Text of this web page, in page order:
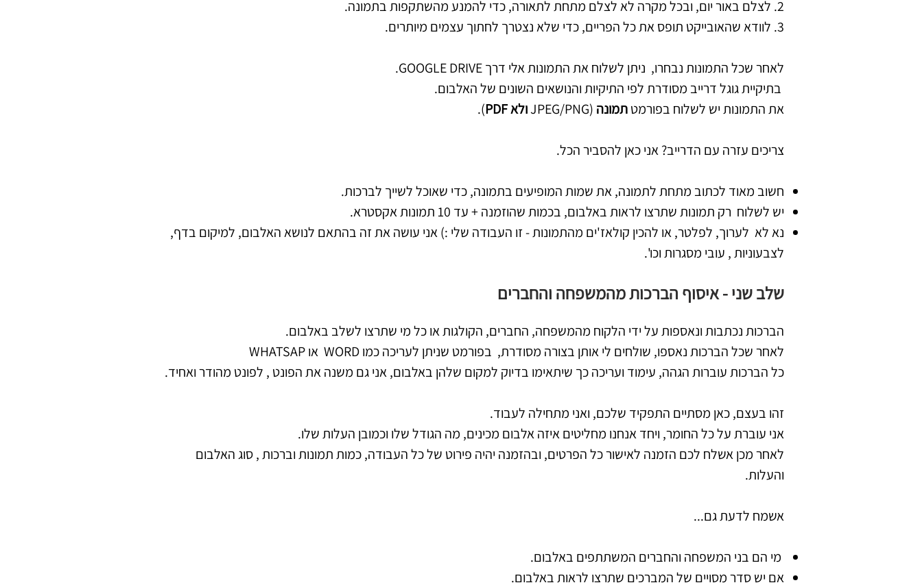
2. לצלם באור יום, ובכל מקרה לא לצלם מתחת לתאורה, כדי להמנע מהשתקפות בתמונה.
3. לוודא שהאובייקט תופס את כל הפריים, כדי שלא נצטרך לחתוך עצמים מיותרים.
לאחר שכל התמונות נבחרו, ניתן לשלוח את התמונות אלי דרך GOOGLE DRIVE.
בתיקיית גוגל דרייב מסודרת לפי התיקיות והנושאים השונים של האלבום.
את התמונות יש לשלוח בפורמטתמונה (JPEG/PNG ולא PDF ).
צריכים עזרה עם הדרייב? אני כאן להסביר הכל.
חשוב מאוד לכתוב מתחת לתמונה, את שמות המופיעים בתמונה, כדי שאוכל לשייך לברכות.
יש לשלוח רק תמונות שתרצו לראות באלבום, בכמות שהוזמנה + עד 10 תמונות אקסטרא.
נא לא לערוך, לפלטר, או להכין קולאז'ים מהתמונות - זו העבודה שלי :) אני עושה את זה בהתאם לנושא האלבום, למיקום בדף,
לצבעוניות , עובי מסגרות וכו'.
שלב שני - איסוף הברכות מהמשפחה והחברים
הברכות נכתבות ונאספות על ידי הלקוח מהמשפחה, החברים, הקולגות או כל מי שתרצו לשלב באלבום.
לאחר שכל הברכות נאספו, שולחים לי אותן בצורה מסודרת, בפורמט שניתן לעריכה כמו WORD או WHATSAP
כל הברכות עוברות הגהה, עימוד ועריכה כך שיתאימו בדיוק למקום שלהן באלבום, אני גם משנה את הפונט , לפונט מהודר ואחיד.
זהו בעצם, כאן מסתיים התפקיד שלכם, ואני מתחילה לעבוד.
אני עוברת על כל החומר, ויחד אנחנו מחליטים איזה אלבום מכינים, מה הגודל שלו וכמובן העלות שלו.
לאחר מכן אשלח לכם הזמנה לאישור כל הפרטים, ובהזמנה יהיה פירוט של כל העבודה, כמות תמונות וברכות , סוג האלבום
והעלות.
אשמח לדעת גם...
מי הם בני המשפחה והחברים המשתתפים באלבום.
אם יש סדר מסויים של המברכים שתרצו לראות באלבום.